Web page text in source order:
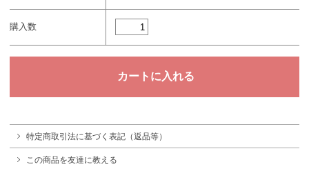
購入数
特定商取引法に基づく表記（返品等）
この商品を友達に教える